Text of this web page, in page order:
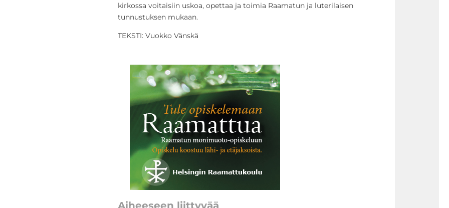
kirkossa voitaisiin uskoa, opettaa ja toimia Raamatun ja luterilaisen
tunnustuksen mukaan.
TEKSTI: Vuokko Vänskä
Aiheeseen liittyvää